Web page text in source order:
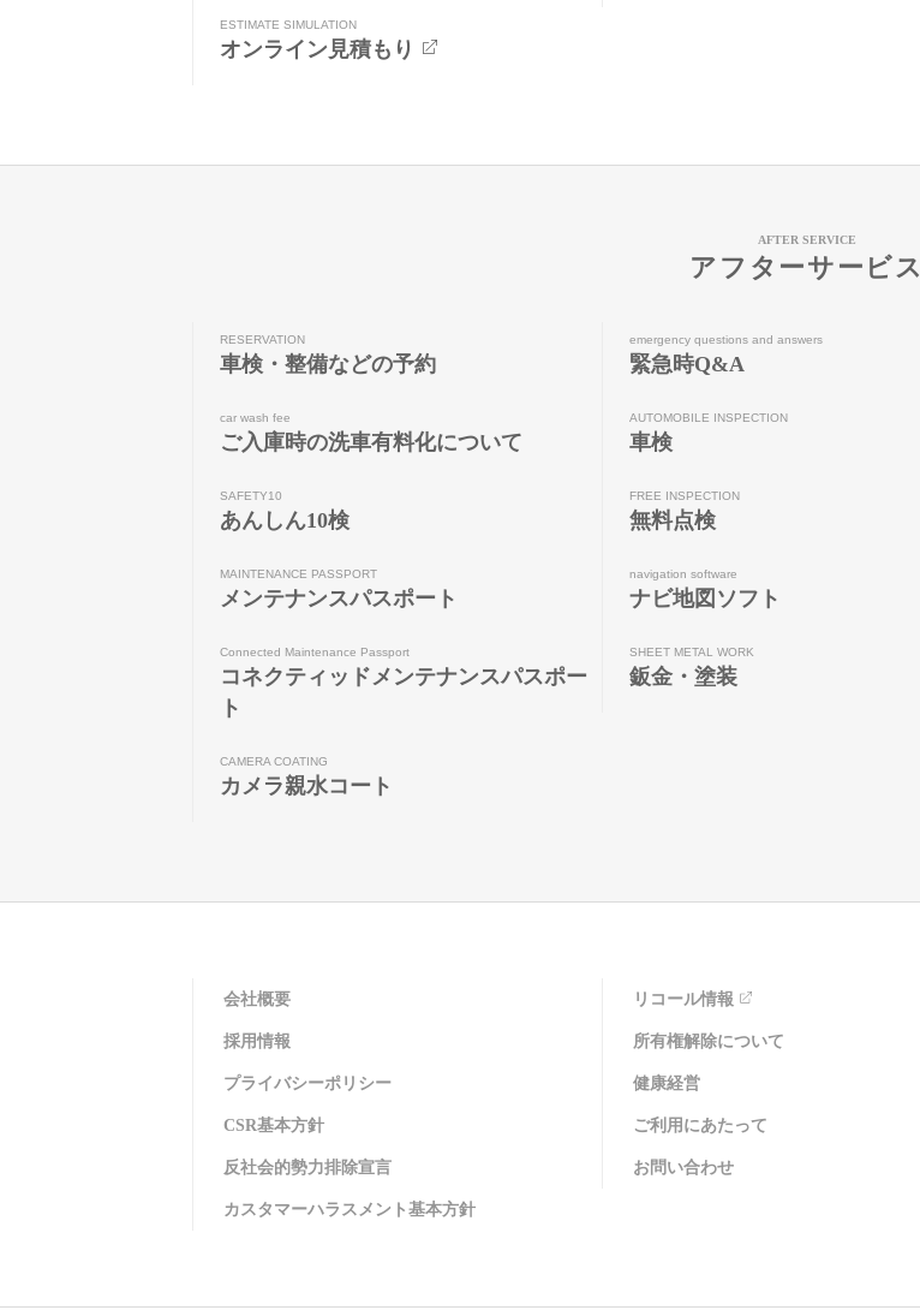
ESTIMATE SIMULATION
オンライン見積もり
AFTER SERVICE
アフターサービス
RESERVATION
車検・整備などの予約
emergency questions and answers
緊急時Q&A
car wash fee
ご入庫時の洗車有料化について
AUTOMOBILE INSPECTION
車検
SAFETY10
あんしん10検
FREE INSPECTION
無料点検
MAINTENANCE PASSPORT
メンテナンスパスポート
navigation software
ナビ地図ソフト
Connected Maintenance Passport
コネクティッドメンテナンスパスポー
ト
SHEET METAL WORK
鈑金・塗装
CAMERA COATING
カメラ親水コート
会社概要 リコール情報
採用情報 所有権解除について
プライバシーポリシー 健康経営
CSR基本方針 ご利用にあたって
反社会的勢力排除宣言 お問い合わせ
カスタマーハラスメント基本方針